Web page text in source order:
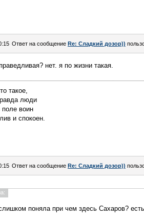
Ответ на сообщение Re: Сладкий дозор))
нет. я по жизни такая.
такое,
люди
воин
и спокоен.
Ответ на сообщение Re: Сладкий дозор))
поняла при чем здесь Сахаров?